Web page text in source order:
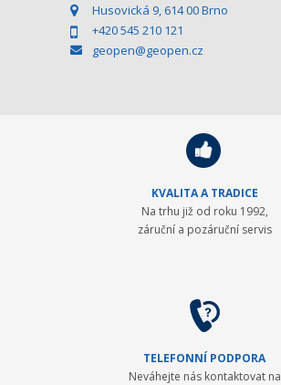
Husovická 9, 614 00 Brno
+420 545 210 121
geopen@geopen.cz
KVALITA A TRADICE
Na trhu již od roku 1992,
záruční a pozáruční servis
TELEFONNÍ PODPORA
Neváhejte nás kontaktovat na